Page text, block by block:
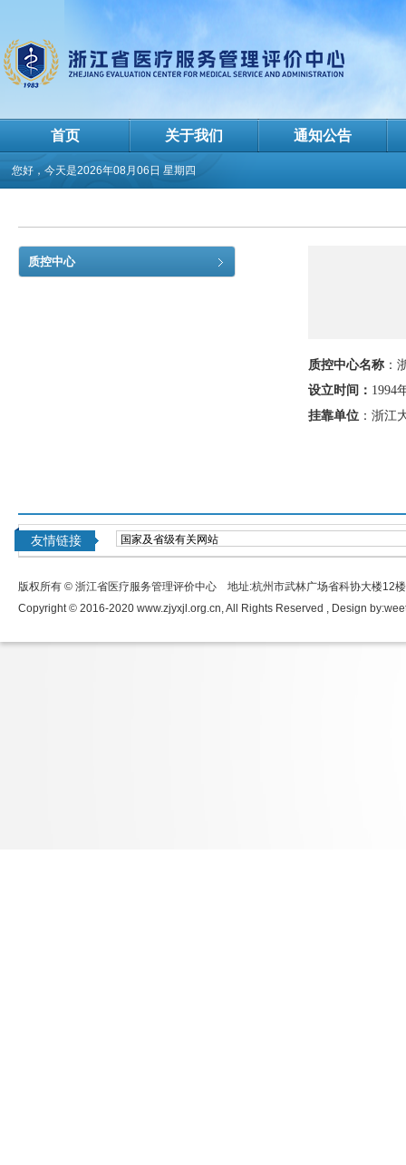
首页 关于我们 通知公告
您好，今天是2026年08月06日 星期四
质控中心
质控中心名称 ：
设立时间： 1994
挂靠单位 ：浙江
友情链接
版权所有 © 浙江省医疗服务管理评价中心 地址:杭州市武林广场省科协大楼12
Copyright © 2016-2020 www.zjyxjl.org.cn, All Rights Reserved , Design by: